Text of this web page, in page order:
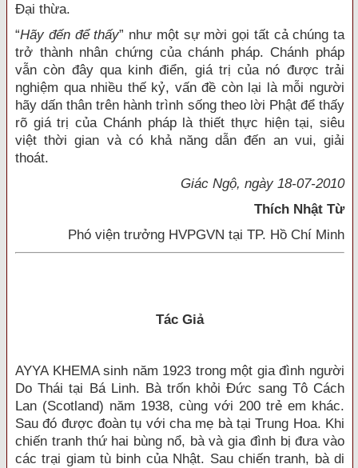
Đại thừa.
“Hãy đến để thấy” như một sự mời gọi tất cả chúng ta
trở thành nhân chứng của chánh pháp. Chánh pháp
vẫn còn đây qua kinh điển, giá trị của nó được trải
nghiệm qua nhiều thế kỷ, vấn đề còn lại là mỗi người
hãy dấn thân trên hành trình sống theo lời Phật để thấy
rõ giá trị của Chánh pháp là thiết thực hiện tại, siêu
việt thời gian và có khả năng dẫn đến an vui, giải
thoát.
Giác Ngộ, ngày 18-07-2010
Thích Nhật Từ
Phó viện trưởng HVPGVN tại TP. Hồ Chí Minh
Tác Giả
AYYA KHEMA sinh năm 1923 trong một gia đình người
Do Thái tại Bá Linh. Bà trốn khỏi Đức sang Tô Cách
Lan (Scotland) năm 1938, cùng với 200 trẻ em khác.
Sau đó được đoàn tụ với cha mẹ bà tại Trung Hoa. Khi
chiến tranh thứ hai bùng nổ, bà và gia đình bị đưa vào
các trại giam tù binh của Nhật. Sau chiến tranh, bà di